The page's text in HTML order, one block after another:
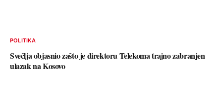
POLITIKA
Svečlja objasnio zašto je direktoru Telekoma trajno zabranjen
ulazak na Kosovo